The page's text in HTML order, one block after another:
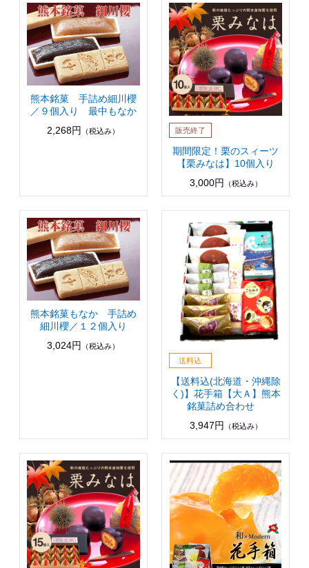
熊本銘菓 手詰め細川櫻
／９個入り 最中もなか
2,268円
（税込み）
期間限定！栗のスィーツ
【栗みなは】10個入り
3,000円
（税込み）
熊本銘菓もなか 手詰め
細川櫻／１２個入り
3,024円
（税込み）
【送料込(北海道・沖縄除
く)】花手箱【大Ａ】熊本
銘菓詰め合わせ
3,947円
（税込み）